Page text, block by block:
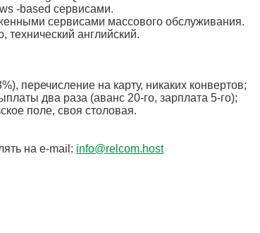
-based сервисами.
сервисами массового обслуживания.
технический английский.
перечисление на карту, никаких конвертов;
два раза (аванс 20-го, зарплата 5-го);
поле, своя столовая.
на e-mail: info@relcom.host